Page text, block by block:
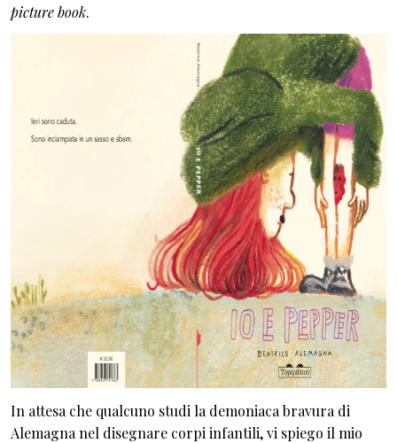
picture book.
In attesa che qualcuno studi la demoniaca bravura di
Alemagna nel disegnare corpi infantili, vi spiego il mio